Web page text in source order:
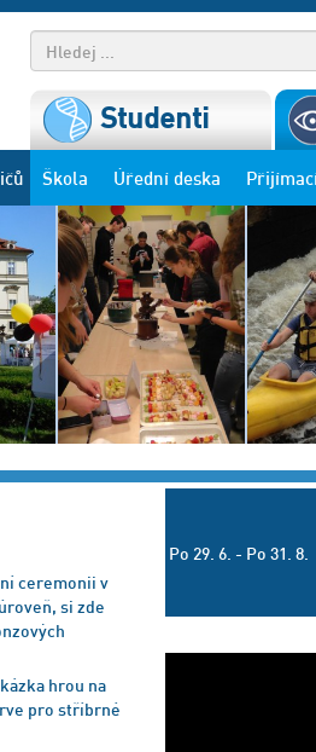
Studenti
Škola Úřední deska
ceremonii v
si zde
hrou na
pro stříbrné
Po 29. 6. - Po 31. 8.